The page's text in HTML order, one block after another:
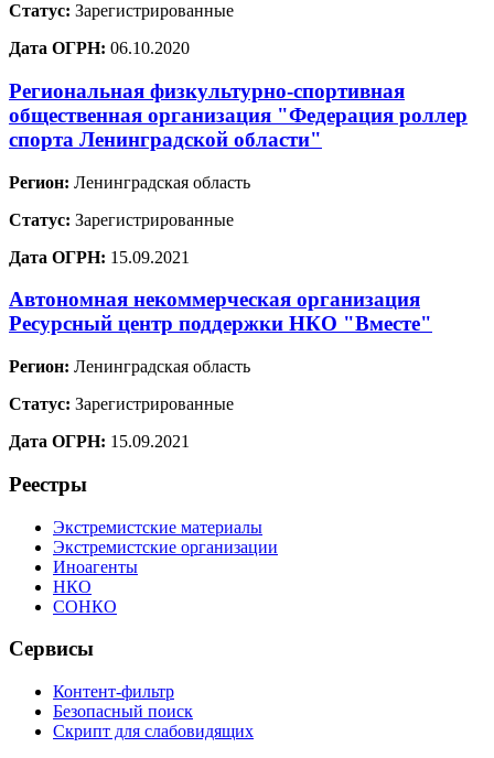
Статус: Зарегистрированные
Дата ОГРН: 06.10.2020
Региональная физкультурно-спортивная
общественная организация "Федерация роллер
спорта Ленинградской области"
Регион: Ленинградская область
Статус: Зарегистрированные
Дата ОГРН: 15.09.2021
Автономная некоммерческая организация
Ресурсный центр поддержки НКО "Вместе"
Регион: Ленинградская область
Статус: Зарегистрированные
Дата ОГРН: 15.09.2021
Реестры
Экстремистские материалы
Экстремистские организации
Иноагенты
НКО
СОНКО
Сервисы
Контент-фильтр
Безопасный поиск
Скрипт для слабовидящих